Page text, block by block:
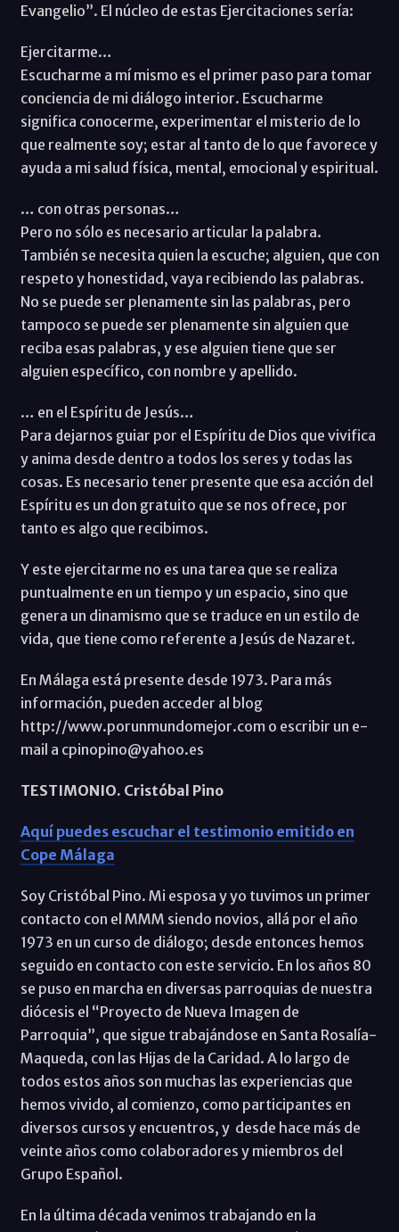
Evangelio”. El núcleo de estas Ejercitaciones sería:
Ejercitarme…
Escucharme a mí mismo es el primer paso para tomar
conciencia de mi diálogo interior. Escucharme
significa conocerme, experimentar el misterio de lo
que realmente soy; estar al tanto de lo que favorece y
ayuda a mi salud física, mental, emocional y espiritual.
… con otras personas…
Pero no sólo es necesario articular la palabra.
También se necesita quien la escuche; alguien, que con
respeto y honestidad, vaya recibiendo las palabras.
No se puede ser plenamente sin las palabras, pero
tampoco se puede ser plenamente sin alguien que
reciba esas palabras, y ese alguien tiene que ser
alguien específico, con nombre y apellido.
… en el Espíritu de Jesús…
Para dejarnos guiar por el Espíritu de Dios que vivifica
y anima desde dentro a todos los seres y todas las
cosas. Es necesario tener presente que esa acción del
Espíritu es un don gratuito que se nos ofrece, por
tanto es algo que recibimos.
Y este ejercitarme no es una tarea que se realiza
puntualmente en un tiempo y un espacio, sino que
genera un dinamismo que se traduce en un estilo de
vida, que tiene como referente a Jesús de Nazaret.
En Málaga está presente desde 1973. Para más
información, pueden acceder al blog
http://www.porunmundomejor.com o escribir un e-
mail a cpinopino@yahoo.es
TESTIMONIO. Cristóbal Pino
Aquí puedes escuchar el testimonio emitido en
Cope Málaga
Soy Cristóbal Pino. Mi esposa y yo tuvimos un primer
contacto con el MMM siendo novios, allá por el año
1973 en un curso de diálogo; desde entonces hemos
seguido en contacto con este servicio. En los años 80
se puso en marcha en diversas parroquias de nuestra
diócesis el “Proyecto de Nueva Imagen de
Parroquia”, que sigue trabajándose en Santa Rosalía-
Maqueda, con las Hijas de la Caridad. A lo largo de
todos estos años son muchas las experiencias que
hemos vivido, al comienzo, como participantes en
diversos cursos y encuentros, y desde hace más de
veinte años como colaboradores y miembros del
Grupo Español.
En la última década venimos trabajando en la